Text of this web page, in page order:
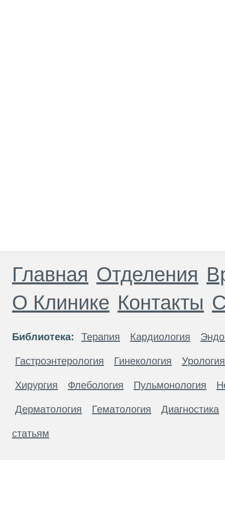
Главная Отделения
О Клинике Контакты
Библиотека: Терапия Кардиология
Гастроэнтерология Гинекология Урология
Хирургия Флебология Пульмонология
Дерматология Гематология Диагностика
статьям